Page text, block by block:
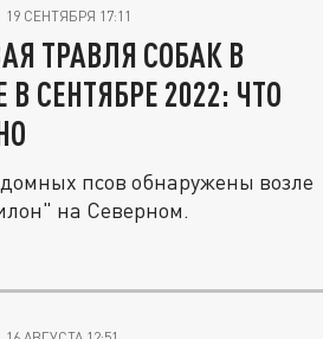
19 СЕНТЯБРЯ 17:11
ТРАВЛЯ СОБАК В
В СЕНТЯБРЕ 2022: ЧТО
псов обнаружены возле
на Северном.